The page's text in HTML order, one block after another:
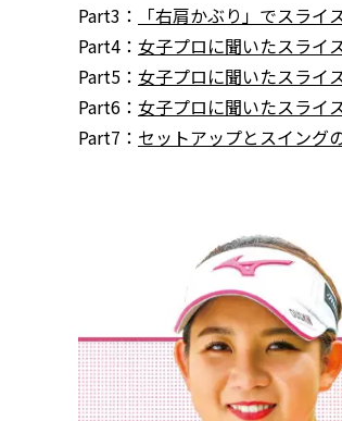
Part3：
「右肩かぶり」でスラ
Part4： 女子プロに聞いたスライ
Part5： 女子プロに聞いたスライ
Part6： 女子プロに聞いたスライ
Part7： セットアップとスイング